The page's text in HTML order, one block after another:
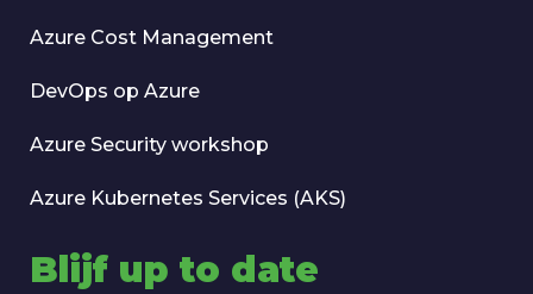
Azure Cost Management
DevOps op Azure
Azure Security workshop
Azure Kubernetes Services (AKS)
Blijf up to date